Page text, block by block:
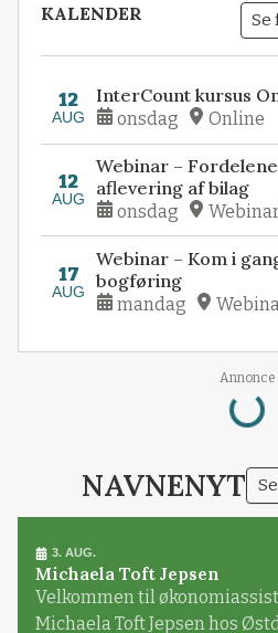
KALENDER Se
12
AUG
InterCount kursus
onsdag Online
12
AUG
Webinar –
aflevering af bilag
onsdag
17
AUG
Webinar – Kom i
bogføring
mandag
Annonce
Loading...
NAVNENYT
3. AUG.
Michaela Toft Jepsen
Velkommen til
Michaela Toft Jepsen hos